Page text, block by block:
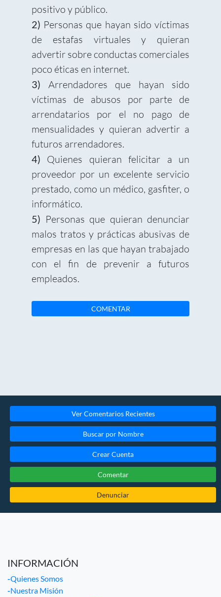
positivo y público.
2) Personas que hayan sido víctimas
de estafas virtuales y quieran
advertir sobre conductas comerciales
poco éticas en internet.
3) Arrendadores que hayan sido
víctimas de abusos por parte de
arrendatarios por el no pago de
mensualidades y quieran advertir a
futuros arrendadores.
4) Quienes quieran felicitar a un
proveedor por un excelente servicio
prestado, como un médico, gasfiter, o
informático.
5) Personas que quieran denunciar
malos tratos y prácticas abusivas de
empresas en las que hayan trabajado
con el fin de prevenir a futuros
empleados.
COMENTAR
Ver Comentarios Recientes
Buscar por Nombre
Crear Cuenta
Comentar
Denunciar
INFORMACIÓN
-Quienes Somos
-Nuestra Misión